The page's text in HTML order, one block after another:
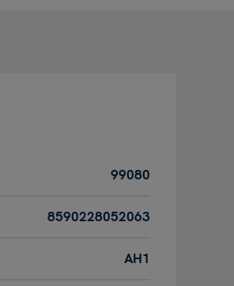
99080
8590228052063
AH1